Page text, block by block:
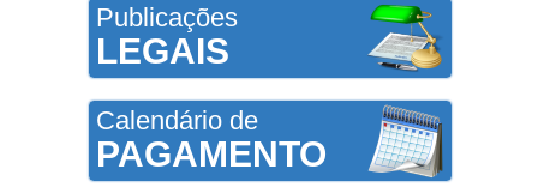
Publicações
LEGAIS
Calendário de
PAGAMENTO